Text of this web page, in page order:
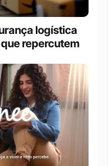
logística
repercutem